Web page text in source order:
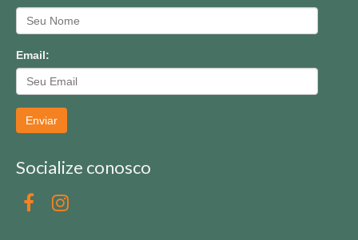
Email:
Enviar
Socialize conosco